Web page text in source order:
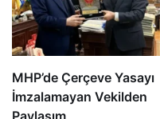
MHP’de Çerçeve Yasayı
İmzalamayan Vekilden